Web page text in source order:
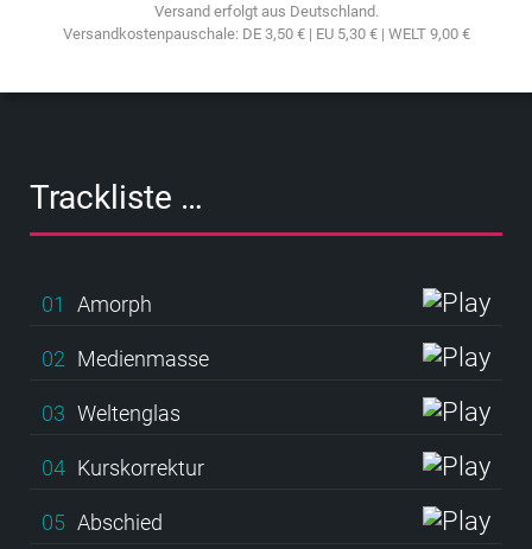
Trackliste …
01 Amorph
02 Medienmasse
03 Weltenglas
04 Kurskorrektur
05 Abschied
Versand erfolgt aus Deutschland.
Versandkostenpauschale: DE 3,50 € | EU 5,30 € | WELT 9,00 €